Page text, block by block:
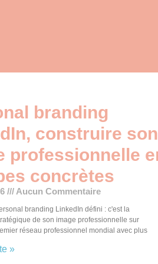
branding
construire son
professionnelle
concrètes
Aucun Commentaire
branding LinkedIn défini : c'est la
de son image professionnelle sur
réseau professionnel mondial avec plus
»